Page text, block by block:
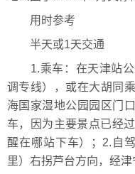
用时参考
半天或1天交通
1.乘车：在天津站公
调专线），或在大胡同
海国家湿地公园园区门
车，因为主要景点已经
醒在哪站下车）；2.自
里）右拐芦台方向，经